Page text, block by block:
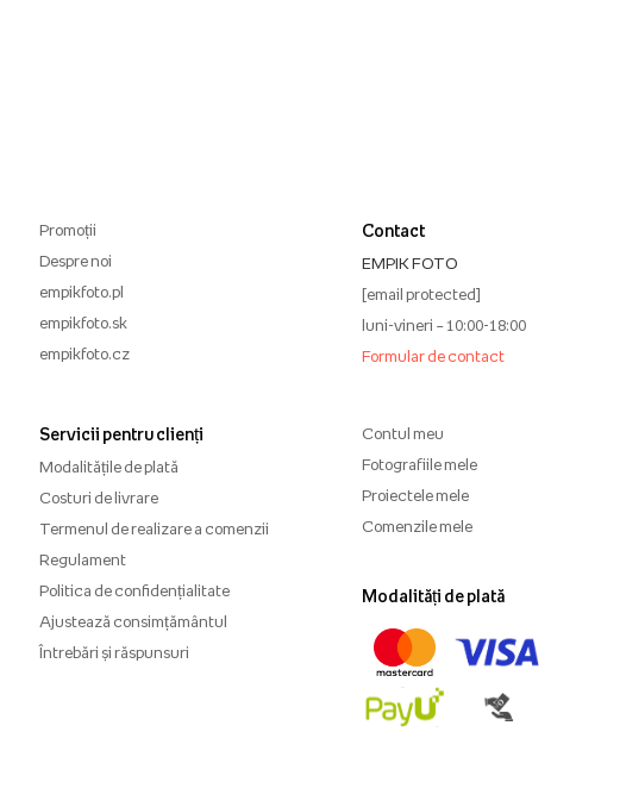
Promoții
Despre noi
empikfoto.pl
empikfoto.sk
empikfoto.cz
Servicii pentru clienți
Modalitățile de plată
Costuri de livrare
Termenul de realizare a comenzii
Regulament
Politica de confidențialitate
Ajustează consimțământul
Întrebări și răspunsuri
Contact
EMPIK FOTO
[email protected]
luni-vineri – 10:00-18:00
Formular de contact
Contul meu
Fotografiile mele
Proiectele mele
Comenzile mele
Modalități de plată